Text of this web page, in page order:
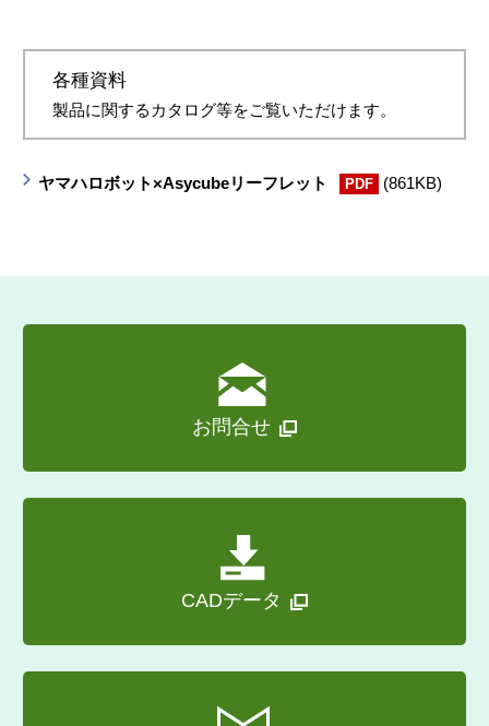
各種資料
製品に関するカタログ等をご覧いただけます。
ヤマハロボット×Asycubeリーフレット PDF (861KB)
お問合せ
CADデータ